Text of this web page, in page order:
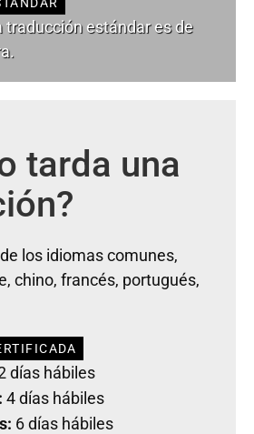
traducción estándar es de
tarda una
los idiomas comunes,
chino, francés, portugués,
días hábiles
4 días hábiles
6 días hábiles